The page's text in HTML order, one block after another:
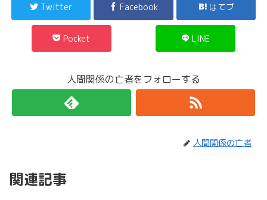
Twitter Facebook はてブ
Pocket LINE
人間関係の亡者をフォローする
人間関係の亡者
関連記事